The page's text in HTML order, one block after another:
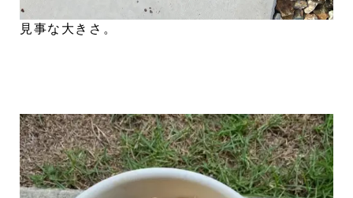
見事な大きさ。